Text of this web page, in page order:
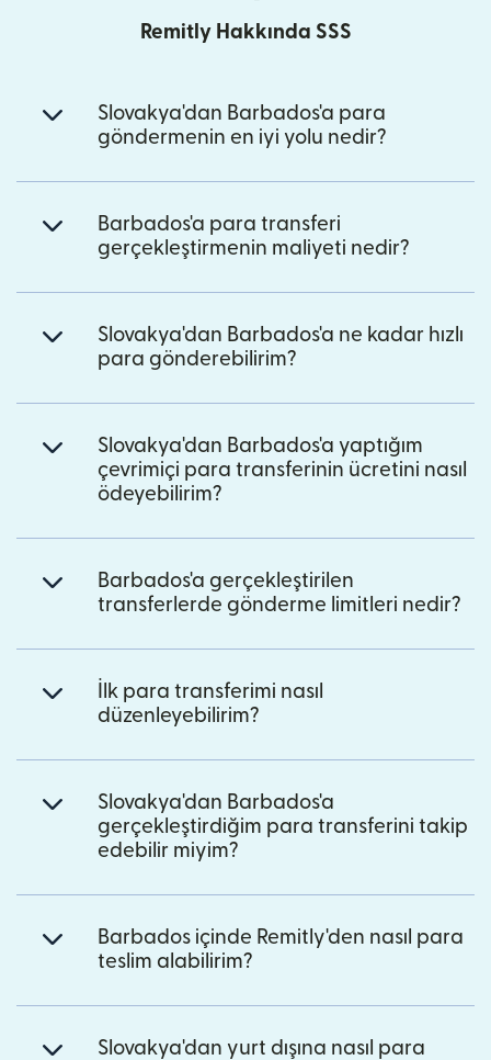
Remitly Hakkında SSS
Slovakya'dan Barbados'a para
göndermenin en iyi yolu nedir?
Barbados'a para transferi
gerçekleştirmenin maliyeti nedir?
Slovakya'dan Barbados'a ne kadar hızlı
para gönderebilirim?
Slovakya'dan Barbados'a yaptığım
çevrimiçi para transferinin ücretini nasıl
ödeyebilirim?
Barbados'a gerçekleştirilen
transferlerde gönderme limitleri nedir?
İlk para transferimi nasıl
düzenleyebilirim?
Slovakya'dan Barbados'a
gerçekleştirdiğim para transferini takip
edebilir miyim?
Barbados içinde Remitly'den nasıl para
teslim alabilirim?
Slovakya'dan yurt dışına nasıl para